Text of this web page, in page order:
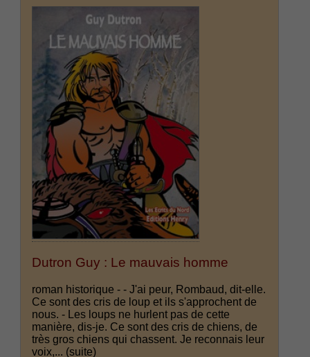
Dutron Guy : Le mauvais homme
roman historique - - J'ai peur, Rombaud, dit-elle.
Ce sont des cris de loup et ils s'approchent de
nous. - Les loups ne hurlent pas de cette
manière, dis-je. Ce sont des cris de chiens, de
très gros chiens qui chassent. Je reconnais leur
voix,... (suite)